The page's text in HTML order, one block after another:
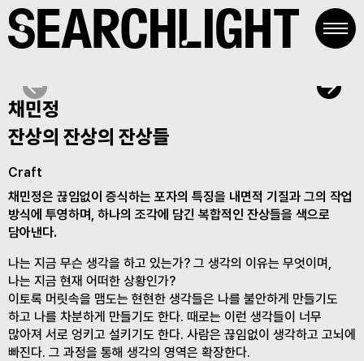
Skip
to
content
채민정
잔상의 잔상의 잔상들
Craft
채민정은 끊임없이 증식하는 포자의 특징을 내면적 기질과 그의 작업
방식에 투영하며, 하나의 조각에 담긴 복합적인 잔상들을 색으로
담아낸다.
나는 지금 무슨 생각을 하고 있는가? 그 생각의 이유는 무엇이며,
나는 지금 현재 어떠한 상황인가?
이토록 머릿속을 맴도는 현현한 생각들은 나를 불안하게 만들기도
하고 나를 차분하게 만들기도 한다. 때로는 이런 생각들이 너무
많아져 서로 엉키고 설키기도 한다. 사람은 끊임없이 생각하고 고뇌에
빠진다. 그 과정을 통해 생각의 영역은 확장한다.